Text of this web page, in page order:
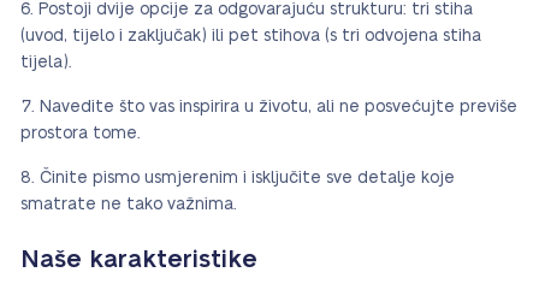
Postoji dvije opcije za odgovarajuću strukturu: tri stiha
(uvod, tijelo i zaključak) ili pet stihova (s tri odvojena stiha
tijela).
Navedite što vas inspirira u životu, ali ne posvećujte previše
prostora tome.
Činite pismo usmjerenim i isključite sve detalje koje
smatrate ne tako važnima.
Naše karakteristike